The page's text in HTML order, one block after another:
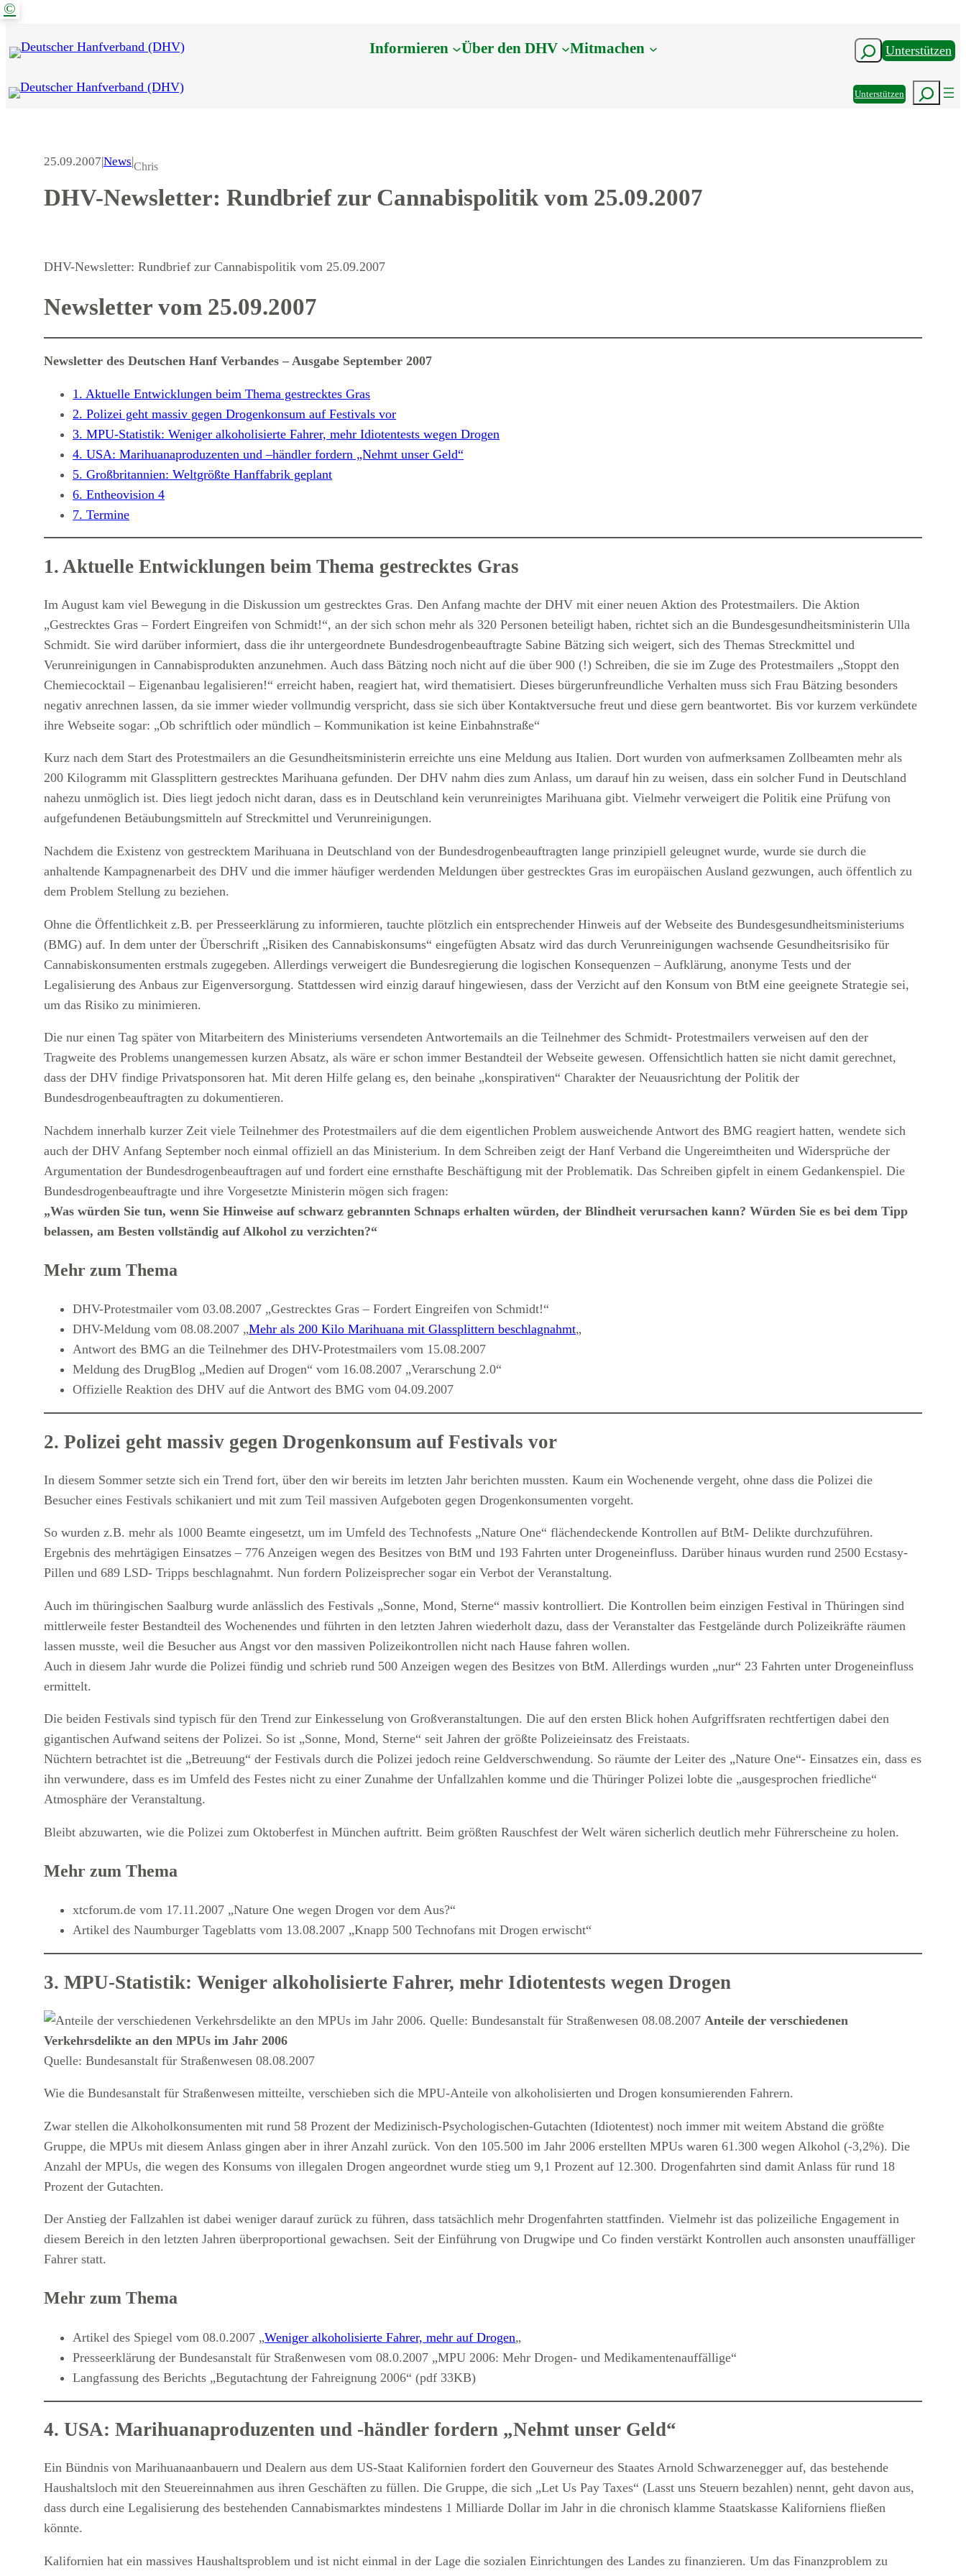
Zum
springen
Informieren Über den DHV Mitmachen SuchenUnterstützen
UnterstützenSuchen
©
25.09.2007|News|Chris
DHV-Newsletter: Rundbrief zur Cannabispolitik vom 25.09.2007
DHV-Newsletter: Rundbrief zur Cannabispolitik vom 25.09.2007
Newsletter vom 25.09.2007
Newsletter des Deutschen Hanf Verbandes – Ausgabe September 2007
1. Aktuelle Entwicklungen beim Thema gestrecktes Gras
2. Polizei geht massiv gegen Drogenkonsum auf Festivals vor
3. MPU-Statistik: Weniger alkoholisierte Fahrer, mehr Idiotentests wegen Drogen
4. USA: Marihuanaproduzenten und –händler fordern „Nehmt unser Geld“
5. Großbritannien: Weltgrößte Hanffabrik geplant
6. Entheovision 4
7. Termine
1. Aktuelle Entwicklungen beim Thema gestrecktes Gras
Im August kam viel Bewegung in die Diskussion um gestrecktes Gras. Den Anfang machte der DHV mit einer neuen Aktion des Protestmailers. Die Aktion
„Gestrecktes Gras – Fordert Eingreifen von Schmidt!“, an der sich schon mehr als 320 Personen beteiligt haben, richtet sich an die Bundesgesundheitsministerin Ulla
Schmidt. Sie wird darüber informiert, dass die ihr untergeordnete Bundesdrogenbeauftragte Sabine Bätzing sich weigert, sich des Themas Streckmittel und
Verunreinigungen in Cannabisprodukten anzunehmen. Auch dass Bätzing noch nicht auf die über 900 (!) Schreiben, die sie im Zuge des Protestmailers „Stoppt den
Chemiecocktail – Eigenanbau legalisieren!“ erreicht haben, reagiert hat, wird thematisiert. Dieses bürgerunfreundliche Verhalten muss sich Frau Bätzing besonders
negativ anrechnen lassen, da sie immer wieder vollmundig verspricht, dass sie sich über Kontaktversuche freut und diese gern beantwortet. Bis vor kurzem verkündete
ihre Webseite sogar: „Ob schriftlich oder mündlich – Kommunikation ist keine Einbahnstraße“
Kurz nach dem Start des Protestmailers an die Gesundheitsministerin erreichte uns eine Meldung aus Italien. Dort wurden von aufmerksamen Zollbeamten mehr als
200 Kilogramm mit Glassplittern gestrecktes Marihuana gefunden. Der DHV nahm dies zum Anlass, um darauf hin zu weisen, dass ein solcher Fund in Deutschland
nahezu unmöglich ist. Dies liegt jedoch nicht daran, dass es in Deutschland kein verunreinigtes Marihuana gibt. Vielmehr verweigert die Politik eine Prüfung von
aufgefundenen Betäubungsmitteln auf Streckmittel und Verunreinigungen.
Nachdem die Existenz von gestrecktem Marihuana in Deutschland von der Bundesdrogenbeauftragten lange prinzipiell geleugnet wurde, wurde sie durch die
anhaltende Kampagnenarbeit des DHV und die immer häufiger werdenden Meldungen über gestrecktes Gras im europäischen Ausland gezwungen, auch öffentlich zu
dem Problem Stellung zu beziehen.
Ohne die Öffentlichkeit z.B. per Presseerklärung zu informieren, tauchte plötzlich ein entsprechender Hinweis auf der Webseite des Bundesgesundheitsministeriums
(BMG) auf. In dem unter der Überschrift „Risiken des Cannabiskonsums“ eingefügten Absatz wird das durch Verunreinigungen wachsende Gesundheitsrisiko für
Cannabiskonsumenten erstmals zugegeben. Allerdings verweigert die Bundesregierung die logischen Konsequenzen – Aufklärung, anonyme Tests und der
Legalisierung des Anbaus zur Eigenversorgung. Stattdessen wird einzig darauf hingewiesen, dass der Verzicht auf den Konsum von BtM eine geeignete Strategie sei,
um das Risiko zu minimieren.
Die nur einen Tag später von Mitarbeitern des Ministeriums versendeten Antwortemails an die Teilnehmer des Schmidt- Protestmailers verweisen auf den der
Tragweite des Problems unangemessen kurzen Absatz, als wäre er schon immer Bestandteil der Webseite gewesen. Offensichtlich hatten sie nicht damit gerechnet,
dass der DHV findige Privatsponsoren hat. Mit deren Hilfe gelang es, den beinahe „konspirativen“ Charakter der Neuausrichtung der Politik der
Bundesdrogenbeauftragten zu dokumentieren.
Nachdem innerhalb kurzer Zeit viele Teilnehmer des Protestmailers auf die dem eigentlichen Problem ausweichende Antwort des BMG reagiert hatten, wendete sich
auch der DHV Anfang September noch einmal offiziell an das Ministerium. In dem Schreiben zeigt der Hanf Verband die Ungereimtheiten und Widersprüche der
Argumentation der Bundesdrogenbeauftragen auf und fordert eine ernsthafte Beschäftigung mit der Problematik. Das Schreiben gipfelt in einem Gedankenspiel. Die
Bundesdrogenbeauftragte und ihre Vorgesetzte Ministerin mögen sich fragen:
„Was würden Sie tun, wenn Sie Hinweise auf schwarz gebrannten Schnaps erhalten würden, der Blindheit verursachen kann? Würden Sie es bei dem Tipp
belassen, am Besten vollständig auf Alkohol zu verzichten?“
Mehr zum Thema
DHV-Protestmailer vom 03.08.2007 „Gestrecktes Gras – Fordert Eingreifen von Schmidt!“
DHV-Meldung vom 08.08.2007 „Mehr als 200 Kilo Marihuana mit Glassplittern beschlagnahmt„
Antwort des BMG an die Teilnehmer des DHV-Protestmailers vom 15.08.2007
Meldung des DrugBlog „Medien auf Drogen“ vom 16.08.2007 „Verarschung 2.0“
Offizielle Reaktion des DHV auf die Antwort des BMG vom 04.09.2007
2. Polizei geht massiv gegen Drogenkonsum auf Festivals vor
In diesem Sommer setzte sich ein Trend fort, über den wir bereits im letzten Jahr berichten mussten. Kaum ein Wochenende vergeht, ohne dass die Polizei die
Besucher eines Festivals schikaniert und mit zum Teil massiven Aufgeboten gegen Drogenkonsumenten vorgeht.
So wurden z.B. mehr als 1000 Beamte eingesetzt, um im Umfeld des Technofests „Nature One“ flächendeckende Kontrollen auf BtM- Delikte durchzuführen.
Ergebnis des mehrtägigen Einsatzes – 776 Anzeigen wegen des Besitzes von BtM und 193 Fahrten unter Drogeneinfluss. Darüber hinaus wurden rund 2500 Ecstasy-
Pillen und 689 LSD- Tripps beschlagnahmt. Nun fordern Polizeisprecher sogar ein Verbot der Veranstaltung.
Auch im thüringischen Saalburg wurde anlässlich des Festivals „Sonne, Mond, Sterne“ massiv kontrolliert. Die Kontrollen beim einzigen Festival in Thüringen sind
mittlerweile fester Bestandteil des Wochenendes und führten in den letzten Jahren wiederholt dazu, dass der Veranstalter das Festgelände durch Polizeikräfte räumen
lassen musste, weil die Besucher aus Angst vor den massiven Polizeikontrollen nicht nach Hause fahren wollen.
Auch in diesem Jahr wurde die Polizei fündig und schrieb rund 500 Anzeigen wegen des Besitzes von BtM. Allerdings wurden „nur“ 23 Fahrten unter Drogeneinfluss
ermittelt.
Die beiden Festivals sind typisch für den Trend zur Einkesselung von Großveranstaltungen. Die auf den ersten Blick hohen Aufgriffsraten rechtfertigen dabei den
gigantischen Aufwand seitens der Polizei. So ist „Sonne, Mond, Sterne“ seit Jahren der größte Polizeieinsatz des Freistaats.
Nüchtern betrachtet ist die „Betreuung“ der Festivals durch die Polizei jedoch reine Geldverschwendung. So räumte der Leiter des „Nature One“- Einsatzes ein, dass es
ihn verwundere, dass es im Umfeld des Festes nicht zu einer Zunahme der Unfallzahlen komme und die Thüringer Polizei lobte die „ausgesprochen friedliche“
Atmosphäre der Veranstaltung.
Bleibt abzuwarten, wie die Polizei zum Oktoberfest in München auftritt. Beim größten Rauschfest der Welt wären sicherlich deutlich mehr Führerscheine zu holen.
Mehr zum Thema
xtcforum.de vom 17.11.2007 „Nature One wegen Drogen vor dem Aus?“
Artikel des Naumburger Tageblatts vom 13.08.2007 „Knapp 500 Technofans mit Drogen erwischt“
3. MPU-Statistik: Weniger alkoholisierte Fahrer, mehr Idiotentests wegen Drogen
Anteile der verschiedenen
Verkehrsdelikte an den MPUs im Jahr 2006
Quelle: Bundesanstalt für Straßenwesen 08.08.2007
Wie die Bundesanstalt für Straßenwesen mitteilte, verschieben sich die MPU-Anteile von alkoholisierten und Drogen konsumierenden Fahrern.
Zwar stellen die Alkoholkonsumenten mit rund 58 Prozent der Medizinisch-Psychologischen-Gutachten (Idiotentest) noch immer mit weitem Abstand die größte
Gruppe, die MPUs mit diesem Anlass gingen aber in ihrer Anzahl zurück. Von den 105.500 im Jahr 2006 erstellten MPUs waren 61.300 wegen Alkohol (-3,2%). Die
Anzahl der MPUs, die wegen des Konsums von illegalen Drogen angeordnet wurde stieg um 9,1 Prozent auf 12.300. Drogenfahrten sind damit Anlass für rund 18
Prozent der Gutachten.
Der Anstieg der Fallzahlen ist dabei weniger darauf zurück zu führen, dass tatsächlich mehr Drogenfahrten stattfinden. Vielmehr ist das polizeiliche Engagement in
diesem Bereich in den letzten Jahren überproportional gewachsen. Seit der Einführung von Drugwipe und Co finden verstärkt Kontrollen auch ansonsten unauffälliger
Fahrer statt.
Mehr zum Thema
Artikel des Spiegel vom 08.0.2007 „Weniger alkoholisierte Fahrer, mehr auf Drogen„
Presseerklärung der Bundesanstalt für Straßenwesen vom 08.0.2007 „MPU 2006: Mehr Drogen- und Medikamentenauffällige“
Langfassung des Berichts „Begutachtung der Fahreignung 2006“ (pdf 33KB)
4. USA: Marihuanaproduzenten und -händler fordern „Nehmt unser Geld“
Ein Bündnis von Marihuanaanbauern und Dealern aus dem US-Staat Kalifornien fordert den Gouverneur des Staates Arnold Schwarzenegger auf, das bestehende
Haushaltsloch mit den Steuereinnahmen aus ihren Geschäften zu füllen. Die Gruppe, die sich „Let Us Pay Taxes“ (Lasst uns Steuern bezahlen) nennt, geht davon aus,
dass durch eine Legalisierung des bestehenden Cannabismarktes mindestens 1 Milliarde Dollar im Jahr in die chronisch klamme Staatskasse Kaliforniens fließen
könnte.
Kalifornien hat ein massives Haushaltsproblem und ist nicht einmal in der Lage die sozialen Einrichtungen des Landes zu finanzieren. Um das Finanzproblem zu